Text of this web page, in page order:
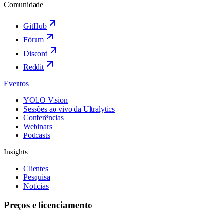
Comunidade
GitHub
Fórum
Discord
Reddit
Eventos
YOLO Vision
Sessões ao vivo da Ultralytics
Conferências
Webinars
Podcasts
Insights
Clientes
Pesquisa
Notícias
Preços e licenciamento